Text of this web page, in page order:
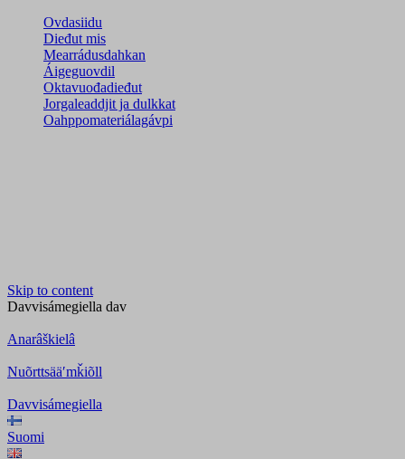
Ovdasiidu
Dieđut mis
Mearrádusdahkan
Áigeguovdil
Oktavuođadieđut
Jorgaleaddjit ja dulkkat
Oahppomateriálagávpi
Skip to content
Davvisámegiella dav
Anarâškielâ
Nuõrttsääʹmǩiõll
Davvisámegiella
Suomi